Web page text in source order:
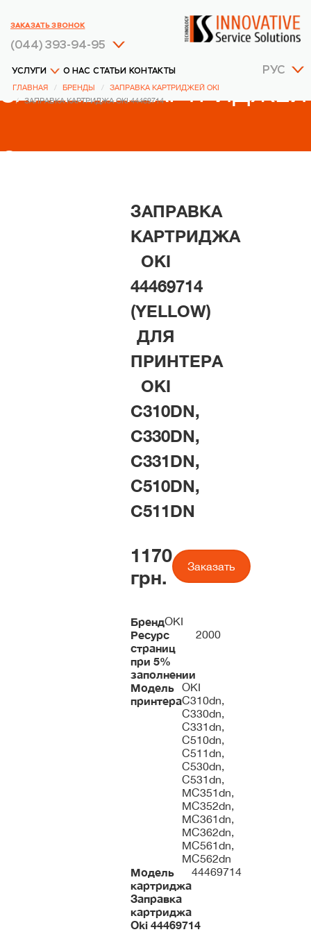
РУС
УСЛУГИ О НАС СТАТЬИ КОНТАКТЫ
(044) 393-94-95
ЗАКАЗАТЬ ЗВОНОК
ГЛАВНАЯ БРЕНДЫ
ЗАПРАВКА КАРТРИДЖЕЙ OKI
ЗАПРАВКА КАРТРИДЖА OKI 44469714
ЗАПРАВКА КАРТРИДЖЕЙ
OKI
ЗАПРАВКА
КАРТРИДЖА
OKI
44469714
(YELLOW)
ДЛЯ
ПРИНТЕРА
OKI
C310DN,
C330DN,
C331DN,
С510DN,
C511DN
1170
грн.
Заказать
БрендOKI
Ресурс
страниц
при 5%
заполнении
2000
Модель
принтера
OKI
C310dn,
C330dn,
C331dn,
С510dn,
C511dn,
C530dn,
C531dn,
MC351dn,
MC352dn,
MC361dn,
MC362dn,
MC561dn,
MC562dn
Модель
картриджа
44469714
Заправка
картриджа
Oki 44469714